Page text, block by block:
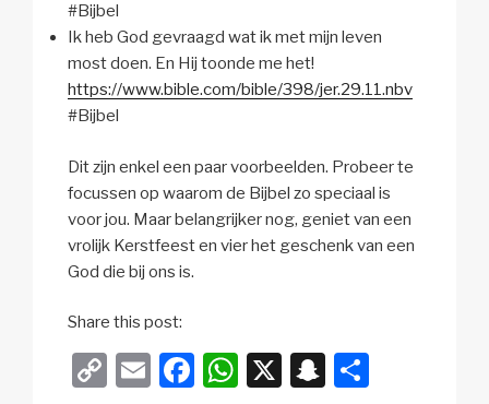
#Bijbel
Ik heb God gevraagd wat ik met mijn leven
most doen. En Hij toonde me het!
https://www.bible.com/bible/398/jer.29.11.nbv
#Bijbel
Dit zijn enkel een paar voorbeelden. Probeer te
focussen op waarom de Bijbel zo speciaal is
voor jou. Maar belangrijker nog, geniet van een
vrolijk Kerstfeest en vier het geschenk van een
God die bij ons is.
o
x
Share this post:
C
E
F
W X
S